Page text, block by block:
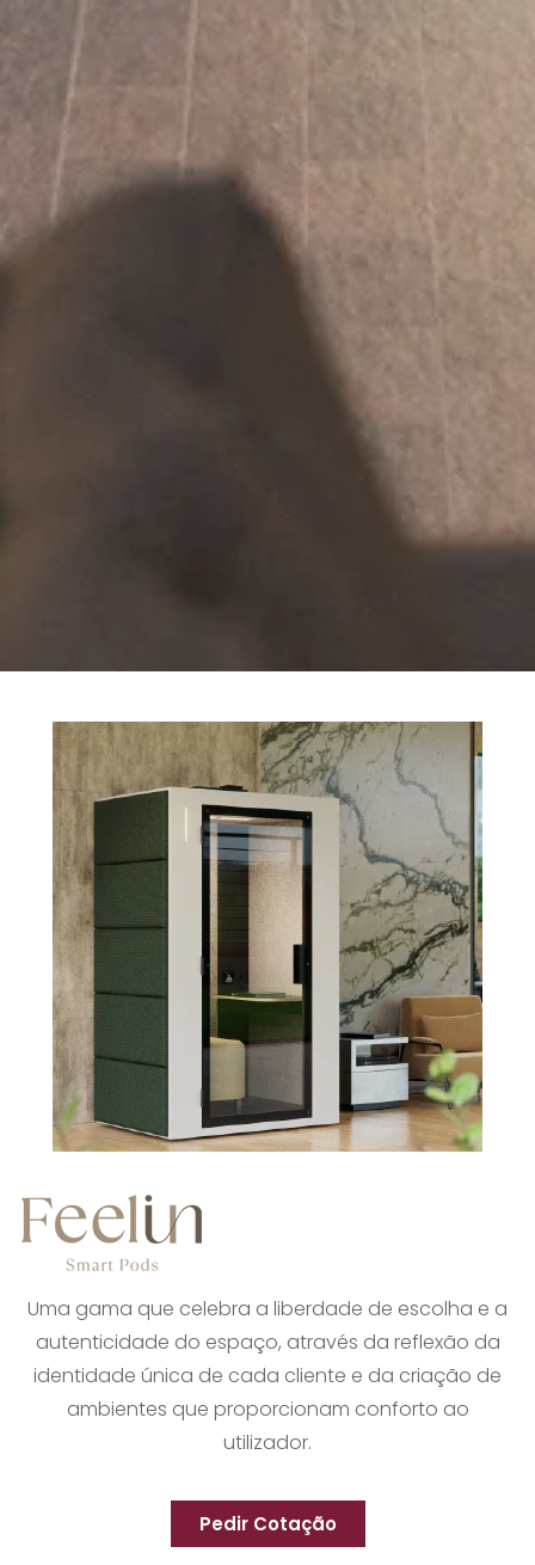
Uma gama que celebra a liberdade de escolha e a
autenticidade do espaço, através da reflexão da
identidade única de cada cliente e da criação de
ambientes que proporcionam conforto ao
utilizador.
Pedir Cotação